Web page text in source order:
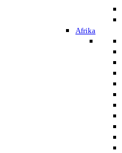
Afrika